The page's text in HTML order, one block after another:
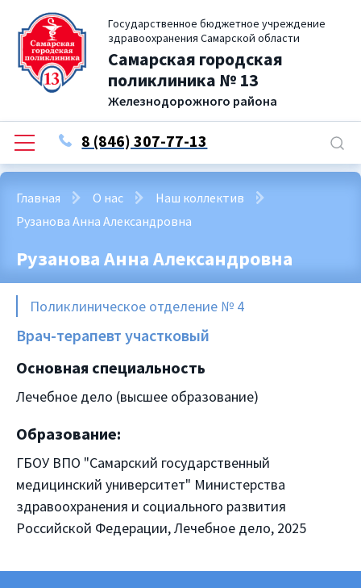
Государственное бюджетное учреждение
здравоохранения Самарской области
Самарская городская
поликлиника № 13
Железнодорожного района
8 (846) 307-77-13
Главная О нас
Наш коллектив
Рузанова Анна Александровна
Рузанова Анна Александровна
Поликлиническое отделение № 4
Врач-терапевт участковый
Основная специальность
Лечебное дело (высшее образование)
Образование:
ГБОУ ВПО "Самарский государственный
медицинский университет" Министерства
здравоохранения и социального развития
Российской Федерации, Лечебное дело, 2025